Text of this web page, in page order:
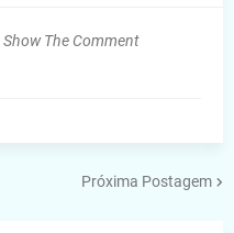
The Comment
Próxima Postagem